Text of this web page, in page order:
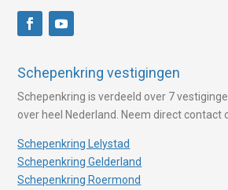
Schepenkring vestigingen
Schepenkring is verdeeld over 7
over heel Nederland. Neem direct contact
Schepenkring Lelystad
Schepenkring Gelderland
Schepenkring Roermond